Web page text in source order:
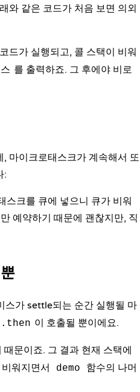
와 같은 코드가 처음 보면 의외
드가 실행되고, 콜 스택이 비워
를 출력하죠. 그 후에야 비로
마이크로태스크가 계속해서 또
:
스크를 큐에 넣으니 큐가 비워
예약하기 때문에 괜찮지만, 직
스가 settle되는 순간 실행될 마
.then 이 호출될 뿐이에요.
문이죠. 그 결과 현재 스택에
워지면서 demo
함수의 나머